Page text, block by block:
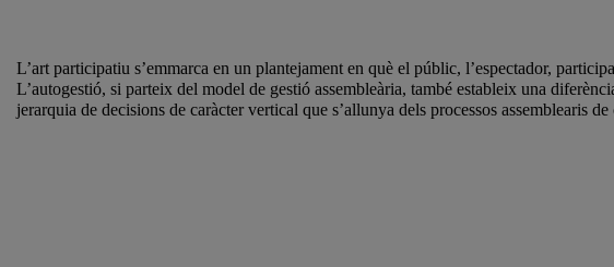
L’art participatiu s’emmarca en un plantejament en què el públic, l’espectador,
L’autogestió, si parteix del model de gestió assembleària, també estableix una
jerarquia de decisions de caràcter vertical que s’allunya dels processos assemblearis